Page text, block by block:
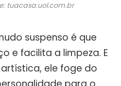
tuacasa.uol.com.br
suspenso é que
e facilita a limpeza. E
ele foge do